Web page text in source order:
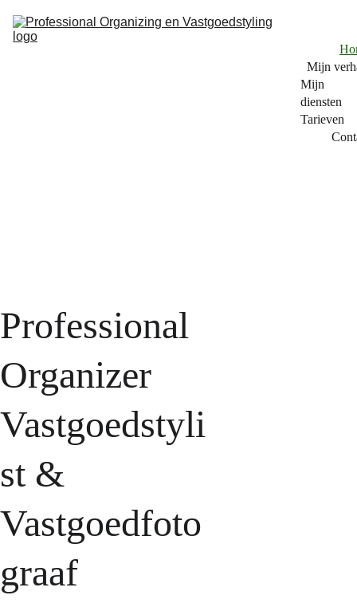
Mijn
Mijn
diensten
Tarieven
Professional
Organizer
Vastgoedstyli
st &
Vastgoedfoto
graaf